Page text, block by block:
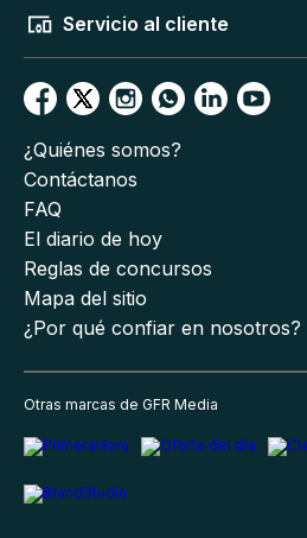
Servicio al cliente
¿Quiénes somos?
Contáctanos
FAQ
El diario de hoy
Reglas de concursos
Mapa del sitio
¿Por qué confiar en nosotros?
Otras marcas de GFR Media